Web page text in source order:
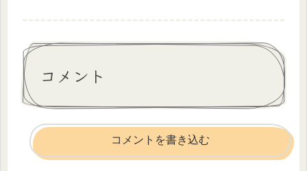
コメント
コメントを書き込む